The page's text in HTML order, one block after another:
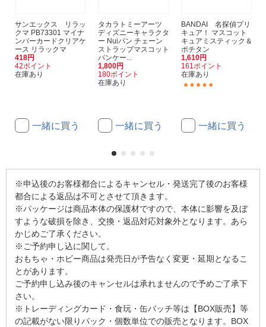
サンエックス リラッ
クマ PB73301 マイナ
ンバーカードクリアケ
ース リラックマ
418円
42ポイント
在庫あり
一緒に買う
タカラトミーアーツ
ディズニーキャラクタ
ー Nuiパン チェーン
ストラップマスコット
パンケー...
1,800円
180ポイント
在庫あり
一緒に買う
BANDAI 名探偵プリ
キュア！ マスコット
キュアミスティック＆
ポチタン
1,610円
161ポイント
在庫あり
一緒に買う
※申込後のお客様都合によるキャンセル・発送完了後のお客様
都合による返品は不可とさせて頂きます。
※パッケージは商品本体の保護材ですので、本体に影響を及ぼ
すような破損を除き、交換・返品対応対象外となります。あら
かじめご了承ください。
※ご予約申し込に関して。
おもちゃ・ホビー商品は発売日が予告なく変更・延期となるこ
とがあります。
ご予約申し込み後のキャンセルは承れませんので予めご了承下
さい。
※トレーディングカード・食玩・缶バッチ等は【BOX販売】等
の記載がない限りパック・個数単位での販売となります。BOX